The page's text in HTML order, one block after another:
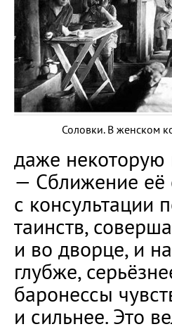
Соловки. В женском
даже некоторую
— Сближение её
с консультации
таинств,
и во дворце, и
глубже,
баронессы
и сильнее. Это